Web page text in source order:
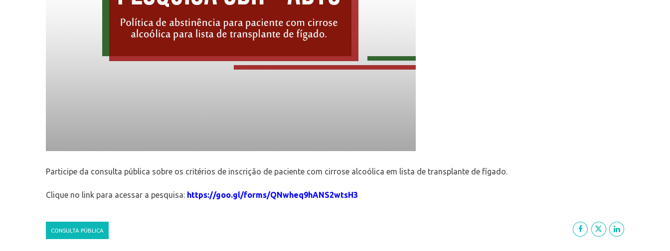
Participe da consulta pública sobre os critérios de inscrição de paciente com cirrose alcoólica em lista de transplante de fígado.
Clique no link para acessar a pesquisa: https://goo.gl/forms/QNwheq9hANS2wtsH3
CONSULTA PÚBLICA